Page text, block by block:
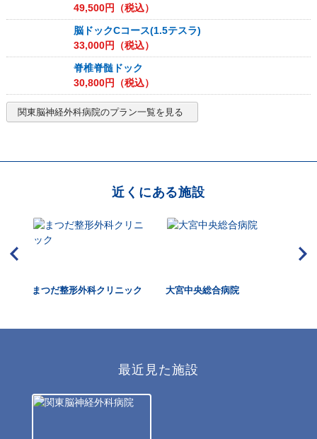
49,500円（税込）
脳ドックCコース(1.5テスラ)
33,000円（税込）
脊椎脊髄ドック
30,800円（税込）
関東脳神経外科病院のプラン一覧を見る
近くにある施設
まつだ整形外科クリニック 大宮中央総合病院
最近見た施設